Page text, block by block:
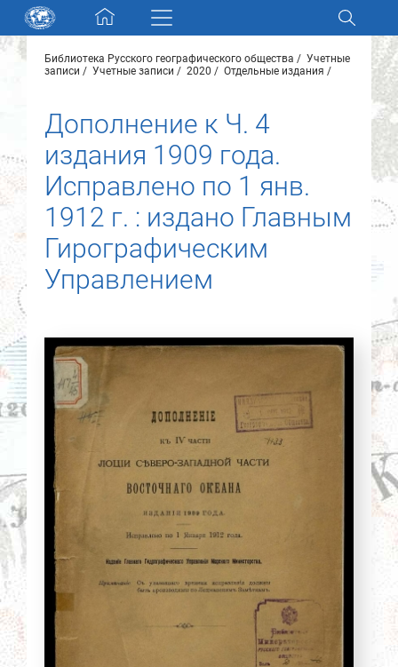
Skip navigation
Разделы и коллекции
Электронный каталог
Новости
О нас
Контакты
Партнеры
Найти
Библиотека Русского географического общества
Учетные
записи
Учетные записи 2020 Отдельные издания
Дополнение к Ч. 4
издания 1909 года.
Исправлено по 1 янв.
1912 г. : издано Главным
Гирографическим
Управлением